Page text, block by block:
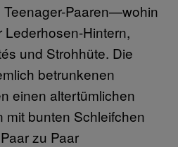
Teenager-Paaren—wohin
Hintern,
und Strohhüte. Die
betrunkenen
einen altertümlichen
mit bunten Schleifchen
zu Paar